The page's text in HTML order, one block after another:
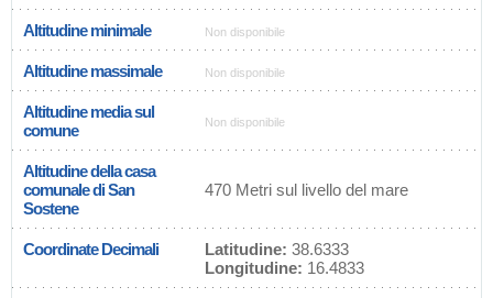
Altitudine minimale Non disponibile
Altitudine massimale Non disponibile
Altitudine media sul
comune
Non disponibile
Altitudine della casa
comunale di San
Sostene
470 Metri sul livello del mare
Coordinate Decimali Latitudine: 38.6333
Longitudine: 16.4833